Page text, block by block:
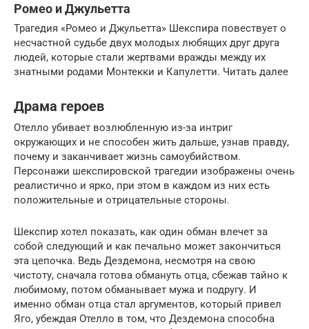
Ромео и Джульетта
Трагедия «Ромео и Джульетта» Шекспира повествует о
несчастной судьбе двух молодых любящих друг друга
людей, которые стали жертвами вражды между их
знатными родами Монтекки и Капулетти. Читать далее
Драма героев
Отелло убивает возлюбленную из-за интриг
окружающих и не способен жить дальше, узнав правду,
почему и заканчивает жизнь самоубийством.
Персонажи шекспировской трагедии изображены очень
реалистично и ярко, при этом в каждом из них есть
положительные и отрицательные стороны.
Шекспир хотел показать, как один обман влечет за
собой следующий и как печально может закончиться
эта цепочка. Ведь Дездемона, несмотря на свою
чистоту, сначала готова обмануть отца, сбежав тайно к
любимому, потом обманывает мужа и подругу. И
именно обман отца стал аргументов, который привел
Яго, убеждая Отелло в том, что Дездемона способна